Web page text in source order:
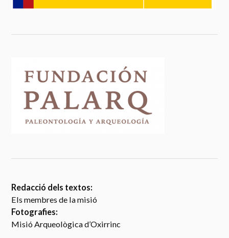
Redacció dels textos:
Els membres de la misió
Fotografies:
Misió Arqueològica d’Oxirrinc